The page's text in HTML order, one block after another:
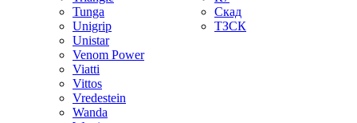
Tunga
Unigrip
Unistar
Venom Power
Viatti
Vittos
Vredestein
Wanda
Скад
ТЗСК